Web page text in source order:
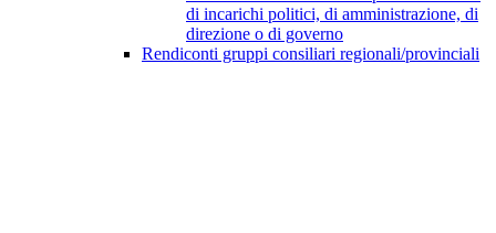
di incarichi politici, di amministrazione, di
direzione o di governo
Rendiconti gruppi consiliari regionali/provinciali